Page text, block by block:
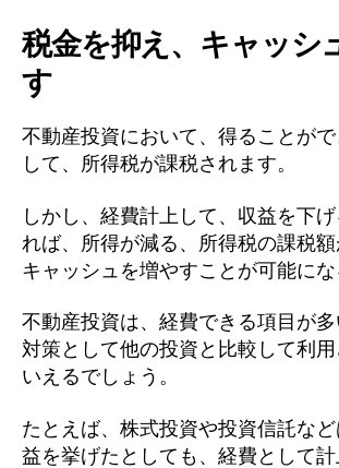
税金を抑え、キャッシ
す
不動産投資において、得ることが
して、所得税が課税されます。
しかし、経費計上して、収益を下
れば、所得が減る、所得税の課税額
キャッシュを増やすことが可能にな
不動産投資は、経費できる項目が
対策として他の投資と比較して利
いえるでしょう。
たとえば、株式投資や投資信託など
益を挙げたとしても、経費として